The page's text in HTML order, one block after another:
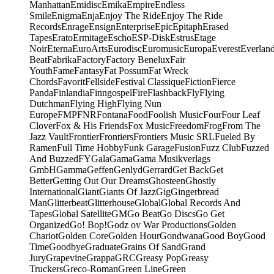
ManhattanEmidiscEmikaEmpireEndless
SmileEnigmaEnjaEnjoy The RideEnjoy The Ride
RecordsEnrageEnsignEnterpriseEpicEpitaphErased
TapesEratoErmitageEschoESP-DiskEstrusEtage
NoirEternaEuroArtsEurodiscEuromusicEuropaEverest
BeatFabrikaFactoryFactory BeneluxFair
YouthFameFantasyFat PossumFat Wreck
ChordsFavoritFellsideFestival ClassiqueFictionFierce
PandaFinlandiaFinngospelFireFlashbackFlyFlying
DutchmanFlying HighFlying Nun
EuropeFMPFNRFontanaFoodFoolish MusicFourFour Leaf
CloverFox & His FriendsFox MusicFreedomFrogFrom The
Jazz VaultFrontierFrontiersFrontiers Music SRLFueled By
RamenFull Time HobbyFunk GarageFusionFuzz ClubFuzzed
And BuzzedFYGalaGamaGama Musikverlags
GmbHGammaGeffenGenlydGerrardGet BackGet
BetterGetting Out Our DreamsGhosteenGhostly
InternationalGiantGiants Of JazzGigGingerbread
ManGlitterbeatGlitterhouseGlobalGlobal Records And
TapesGlobal SatelliteGMGo BeatGo DiscsGo Get
OrganizedGo! Bop!Godz ov War ProductionsGolden
ChariotGolden CoreGolden HourGondwanaGood BoyGood
TimeGoodbyeGraduateGrains Of SandGrand
JuryGrapevineGrappaGRCGreasy PopGreasy
TruckersGreco-RomanGreen LineGreen